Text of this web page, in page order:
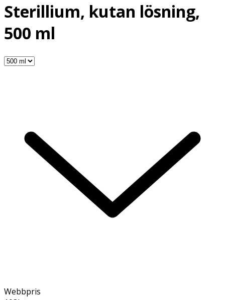
Sterillium, kutan lösning,
500 ml
Webbpris